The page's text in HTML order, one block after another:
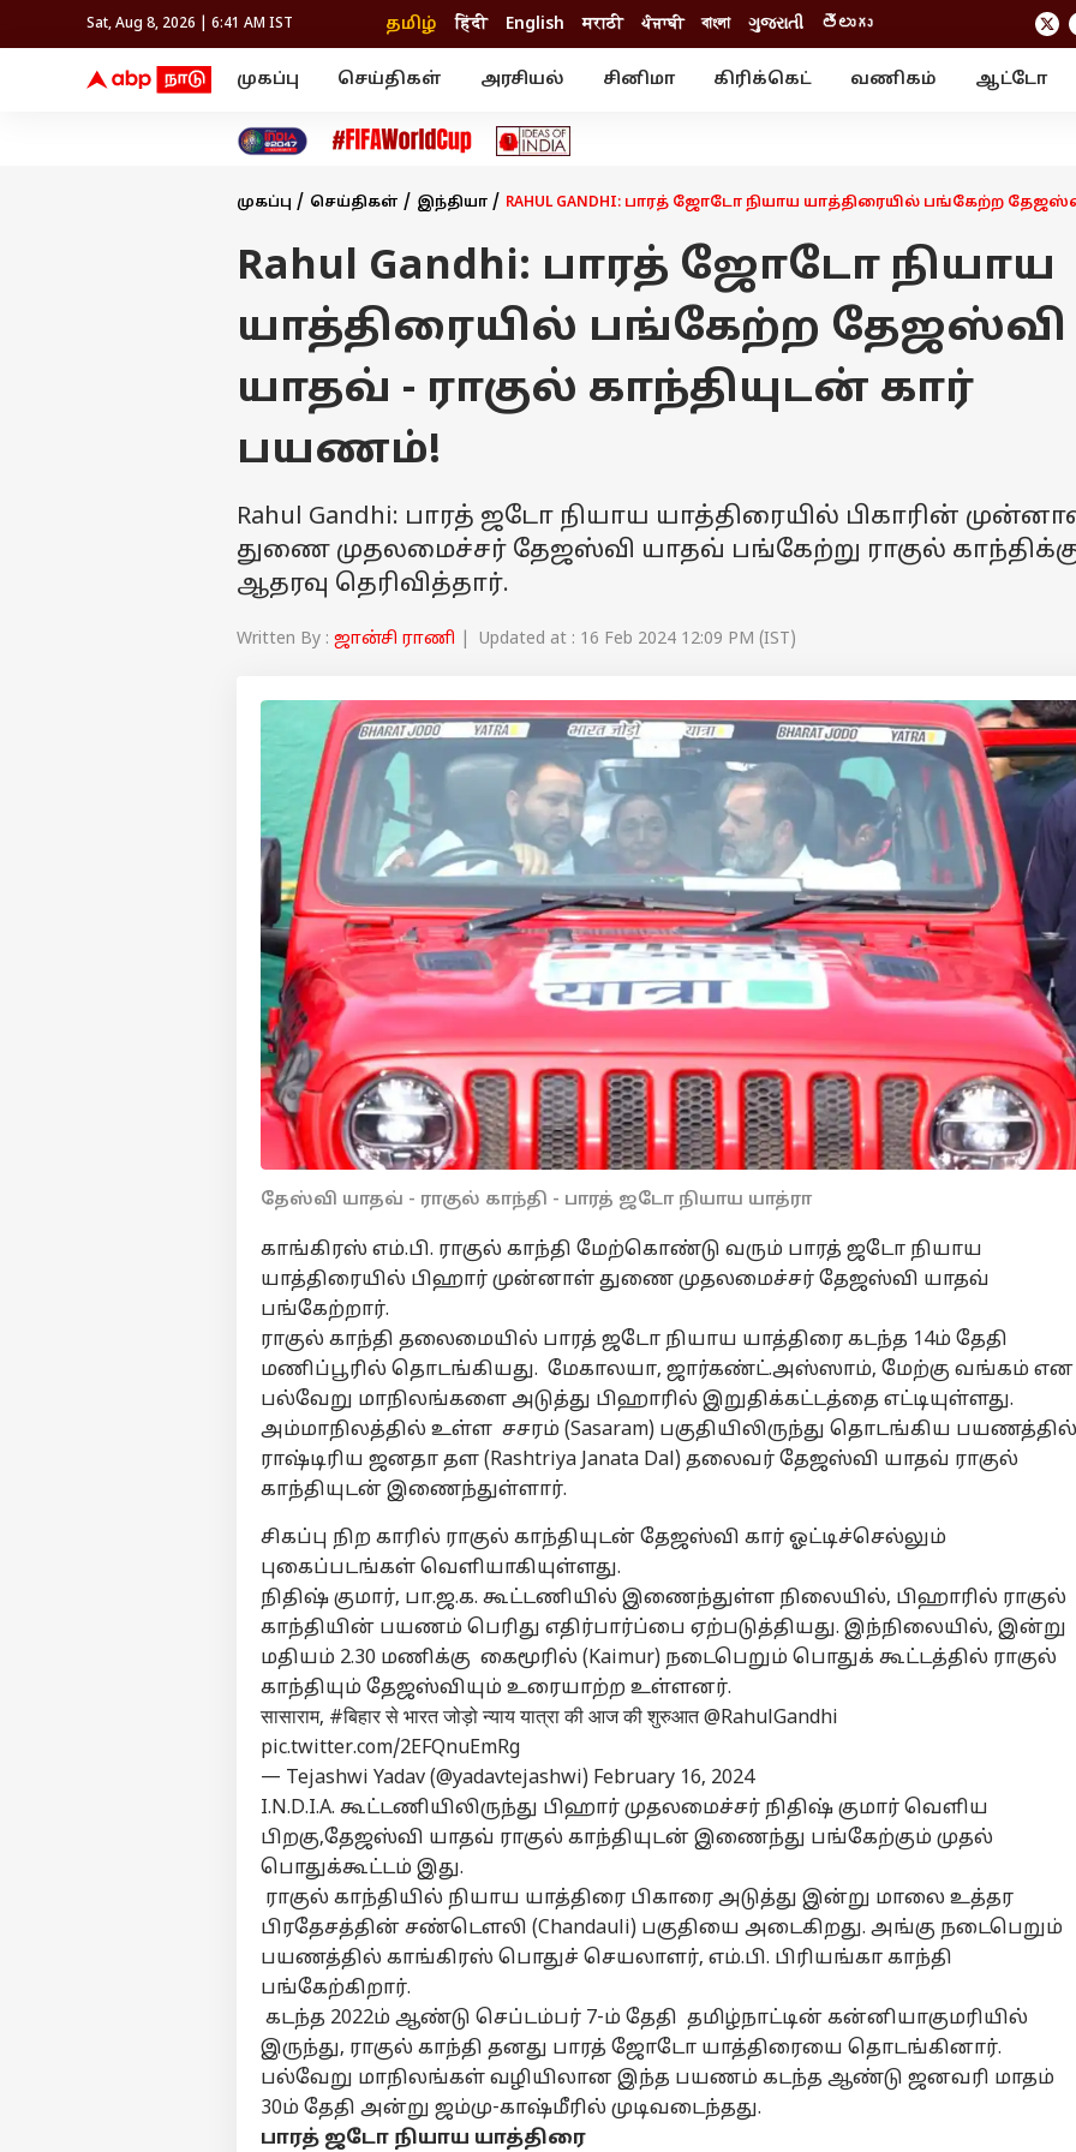
Sat, Aug 8, 2026 | 6:41 AM IST தமிழ் हिंदी English मराठी ਪੰਜਾਬੀ বাংলা ગુજરાતી తెలుగు
முகப்பு செய்திகள் அரசியல் சினிமா கிரிக்கெட் வணிகம் ஆட்டோ
திருவண்ணாமலை
உணவு
முகப்பு செய்திகள் இந்தியா RAHUL GANDHI: பாரத் ஜோடோ நியாய யாத்திரையில் பங்கேற்ற
Rahul Gandhi: பாரத் ஜோடோ நியாய
யாத்திரையில் பங்கேற்ற தேஜஸ்வி
யாதவ் - ராகுல் காந்தியுடன் கார்
பயணம்!
Rahul Gandhi: பாரத் ஜடோ நியாய யாத்திரையில் பிகாரின்
துணை முதலமைச்சர் தேஜஸ்வி யாதவ் பங்கேற்று ராகுல்
ஆதரவு தெரிவித்தார்.
Written By : ஜான்சி ராணி | Updated at : 16 Feb 2024 12:09 PM (IST)
தேஸ்வி யாதவ் - ராகுல் காந்தி - பாரத் ஜடோ நியாய யாத்ரா
காங்கிரஸ் எம்.பி. ராகுல் காந்தி மேற்கொண்டு வரும் பாரத் ஜடோ நியாய
யாத்திரையில் பிஹார் முன்னாள் துணை முதலமைச்சர் தேஜஸ்வி யாதவ்
பங்கேற்றார்.
ராகுல் காந்தி தலைமையில் பாரத் ஜடோ நியாய யாத்திரை கடந்த 14ம் தேதி
மணிப்பூரில் தொடங்கியது. மேகாலயா, ஜார்கண்ட்.அஸ்ஸாம், மேற்கு வங்கம் என
பல்வேறு மாநிலங்களை அடுத்து பிஹாரில் இறுதிக்கட்டத்தை எட்டியுள்ளது.
அம்மாநிலத்தில் உள்ள சசரம் (Sasaram) பகுதியிலிருந்து தொடங்கிய பயணத்தில்
ராஷ்டிரிய ஜனதா தள (Rashtriya Janata Dal) தலைவர் தேஜஸ்வி யாதவ் ராகுல்
காந்தியுடன் இணைந்துள்ளார்.
சிகப்பு நிற காரில் ராகுல் காந்தியுடன் தேஜஸ்வி கார் ஓட்டிச்செல்லும்
புகைப்படங்கள் வெளியாகியுள்ளது.
நிதிஷ் குமார், பா.ஜ.க. கூட்டணியில் இணைந்துள்ள நிலையில், பிஹாரில் ராகுல்
காந்தியின் பயணம் பெரிது எதிர்பார்ப்பை ஏற்படுத்தியது. இந்நிலையில், இன்று
மதியம் 2.30 மணிக்கு கைமூரில் (Kaimur) நடைபெறும் பொதுக் கூட்டத்தில் ராகுல்
காந்தியும் தேஜஸ்வியும் உரையாற்ற உள்ளனர்.
सासाराम, #बिहारसे भारत जोड़ो न्याय यात्रा की आज की शुरुआत@RahulGandhi
pic.twitter.com/2EFQnuEmRg
— Tejashwi Yadav (@yadavtejashwi) February 16, 2024
I.N.D.I.A. கூட்டணியிலிருந்து பிஹார் முதலமைச்சர் நிதிஷ் குமார் வெளிய
பிறகு,தேஜஸ்வி யாதவ் ராகுல் காந்தியுடன் இணைந்து பங்கேற்கும் முதல்
பொதுக்கூட்டம் இது.
ராகுல் காந்தியில் நியாய யாத்திரை பிகாரை அடுத்து இன்று மாலை உத்தர
பிரதேசத்தின் சண்டெளலி (Chandauli) பகுதியை அடைகிறது. அங்கு நடைபெறும்
பயணத்தில் காங்கிரஸ் பொதுச் செயலாளர், எம்.பி. பிரியங்கா காந்தி
பங்கேற்கிறார்.
கடந்த 2022ம் ஆண்டு செப்டம்பர் 7-ம் தேதி தமிழ்நாட்டின் கன்னியாகுமரியில்
இருந்து, ராகுல் காந்தி தனது பாரத் ஜோடோ யாத்திரையை தொடங்கினார்.
பல்வேறு மாநிலங்கள் வழியிலான இந்த பயணம் கடந்த ஆண்டு ஜனவரி மாதம்
30ம் தேதி அன்று ஜம்மு-காஷ்மீரில் முடிவடைந்தது.
பாரத் ஜடோ நியாய யாத்திரை
Hello Guest
எங்களிடம்
விளம்பரம் செய்ய
சுயவிவரம்
வேலைவாய்ப்புகள்
தொடர்புகொள்ள
கருத்துக்கேட்பு
தனியுரிமை
கொள்கை
பர்சனல் கார்னர்
முக்கிய கட்டுரைகள்
தமிழ்நாடு
சென்னையில்
வெளுக்கப்போகும்
மழை.. மற்ற
மாவட்டங்களில்? -
இன்றைய
வானிலை
மதுரை
மகன் ஜேசன்
சஞ்சய்
போஸ்டர்கள்:
தவெகவின் அடுத்த
தலைவரா?
சென்னை
கோடி வாக்குறுதி
என்னாச்சு ?
மேடையில்
ஓபனாக
அரசியல் தமிழ்நாடு